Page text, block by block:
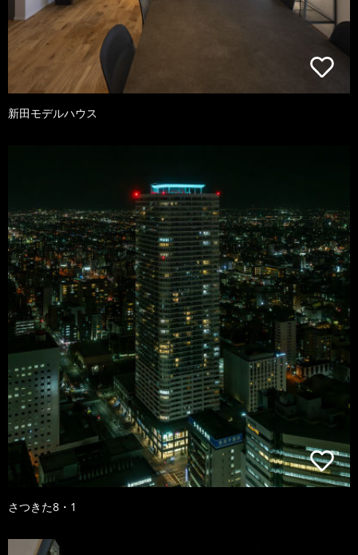
新田モデルハウス
さつきた8・1